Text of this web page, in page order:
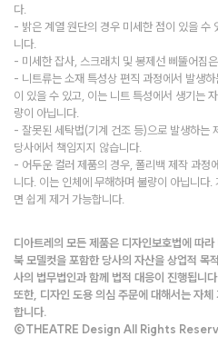
다.
- 밝은 계열 원단의 경우 미세한 점이 있을 수
니다.
- 미세한 잡사, 스크래치 및 봉제선 삐뚤어짐
- 니트류는 소재 특성상 편직 과정에서 발생
이 있을 수 있고, 이는 니트 특성에서 생기는
량이 아닙니다.
- 잘못된 세탁법(기계 건조 등)으로 발생하는
당사에서 책임지지 않습니다.
- 어두운 컬러 제품의 경우, 폴리백 제작 과정
니다. 이는 인체에 무해하며 불량이 아닙니다.
면 쉽게 제거 가능합니다.
디아트레의 모든 제품은 디자인보호법에 따
북 모델컷을 포함한 당사의 자산을 상업적 목
사의 법무법인과 함께 법적 대응이 진행됩니
또한, 디자인 도용 의심 주문에 대해서는 자체
합니다.
©THEATRE Design All Rights